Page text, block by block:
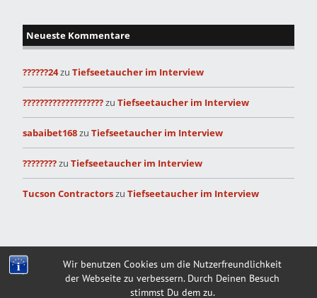
Wir benutzen Cookies um die Nutzerfreundlichkeit
der Webseite zu verbessern. Durch Deinen Besuch
stimmst Du dem zu.
Neueste Kommentare
??????24zu Tiefseetaucher im Interview
???????????????????zu Tiefseetaucher im Interview
sabaibet168zu Tiefseetaucher im Interview
????????zu Tiefseetaucher im Interview
Tucson Contractorszu Tiefseetaucher im Interview